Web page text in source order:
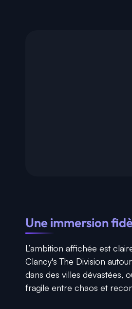
Une immersion
L’ambition affichée est
Clancy's The Division
dans des villes dévastées,
fragile entre chaos et